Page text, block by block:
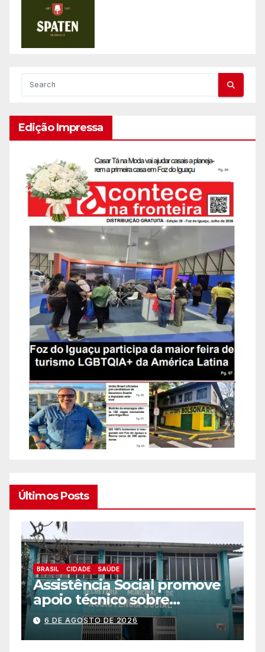
Edição Impressa
Últimos Posts
a
e
BRASIL CIDADE ESPORTES
CEJU está com inscrições
abertas para atividades
gratuitas
6 DE AGOSTO DE 2026